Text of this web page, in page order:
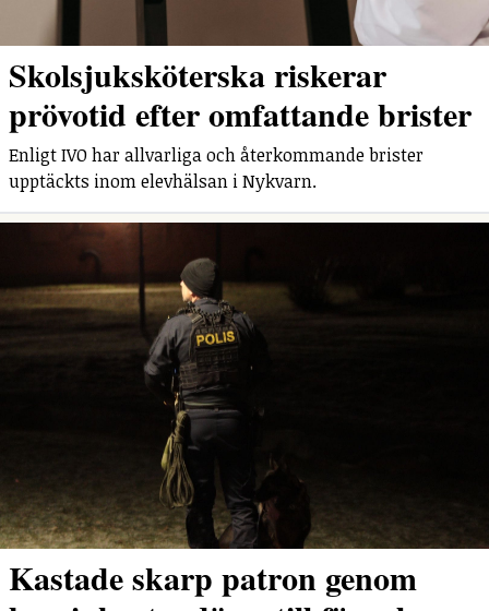
Skolsjuksköterska riskerar
prövotid efter omfattande brister
Enligt IVO har allvarliga och återkommande brister
upptäckts inom elevhälsan i Nykvarn.
Kastade skarp patron genom